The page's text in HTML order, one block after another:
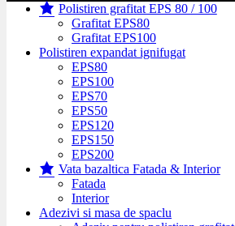
Polistiren grafitat EPS 80 / 100
Grafitat EPS80
Grafitat EPS100
Polistiren expandat ignifugat
EPS80
EPS100
EPS70
EPS50
EPS120
EPS150
EPS200
Vata bazaltica Fatada & Interior
Fatada
Interior
Adezivi si masa de spaclu